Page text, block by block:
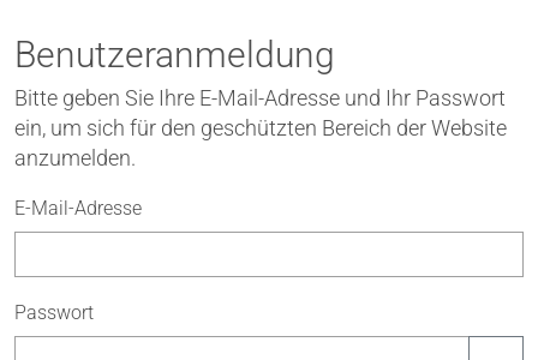
Benutzeranmeldung
Bitte geben Sie Ihre E-Mail-Adresse und Ihr Passwort
ein, um sich für den geschützten Bereich der Website
anzumelden.
E-Mail-Adresse
Passwort